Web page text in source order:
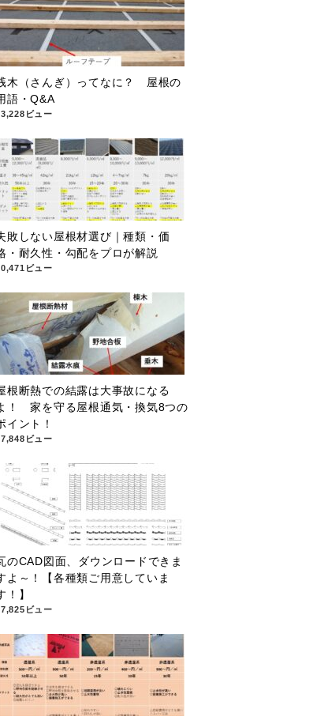
木（さんぎ）ってなに？ 屋根の
語・Q&A
ビュー
敗しない屋根材選び｜種類・価
・耐久性・勾配をプロが解説
ビュー
根断熱での結露は大事故になる
！ 家を守る屋根通気・換気8つの
イント！
ビュー
のCAD図面、ダウンロードできま
よ～！【各種類ご用意していま
！】
ビュー